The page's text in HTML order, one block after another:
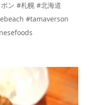
ン #札幌 #北海道
#tamaverson